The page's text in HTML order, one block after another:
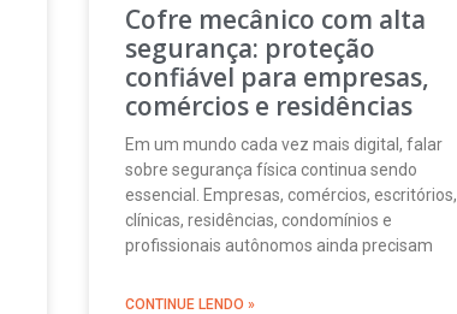
Cofre mecânico com alta
segurança: proteção
confiável para empresas,
comércios e residências
Em um mundo cada vez mais digital, falar
sobre segurança física continua sendo
essencial. Empresas, comércios, escritórios,
clínicas, residências, condomínios e
profissionais autônomos ainda precisam
CONTINUE LENDO »